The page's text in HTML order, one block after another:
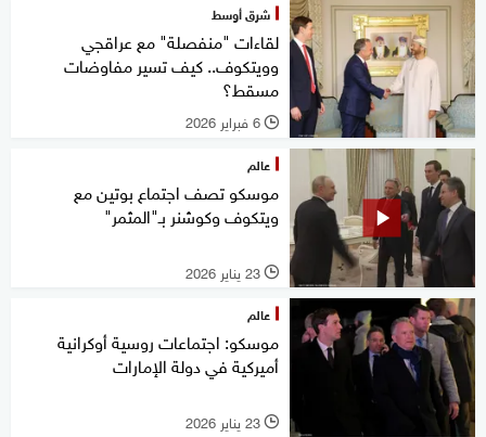
شرق أوسط
لقاءات "منفصلة" مع عراقجي
وويتكوف.. كيف تسير مفاوضات
مسقط؟
l 6 فبراير 2026
عالم
موسكو تصف اجتماع بوتين مع
ويتكوف وكوشنر بـ"المثمر"
l 23 يناير 2026
عالم
موسكو: اجتماعات روسية أوكرانية
أميركية في دولة الإمارات
l 23 يناير 2026